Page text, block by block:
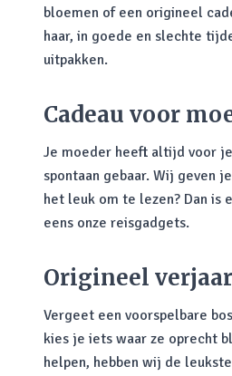
bloemen of een origineel
haar, in goede en slechte
uitpakken.
Cadeau voor
Je moeder heeft altijd voor
spontaan gebaar. Wij geven
het leuk om te lezen? Dan is
eens onze reisgadgets.
Origineel
Vergeet een voorspelbare
kies je iets waar ze oprecht
helpen, hebben wij de